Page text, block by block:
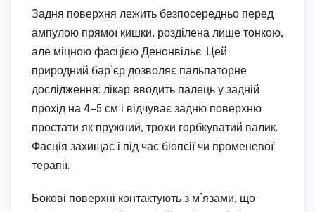
Задня поверхня лежить безпосередньо перед
ампулою прямої кишки, розділена лише тонкою,
але міцною фасцією Денонвільє. Цей
природний бар’єр дозволяє пальпаторне
дослідження: лікар вводить палець у задній
прохід на 4–5 см і відчуває задню поверхню
простати як пружний, трохи горбкуватий валик.
Фасція захищає і під час біопсії чи променевої
терапії.
Бокові поверхні контактують з м’язами, що